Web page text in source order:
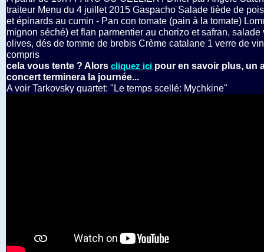
traiteur Menu du 4 juillet 2015 Gaspacho Salade tiède de
et épinards au cumin - Pan con tomate (pain à la tomate)
mignon séché) et flan parmentier au chorizo et safran, salade
olives, dés de tomme de brebis Crème catalane 1 verre de
compris
cela vous tente ? Alors cliquez ici pour en savoir plus, un
concert terminera la journée...
A voir Tarkovsky quartet: "Le temps scellé: Mychkine"